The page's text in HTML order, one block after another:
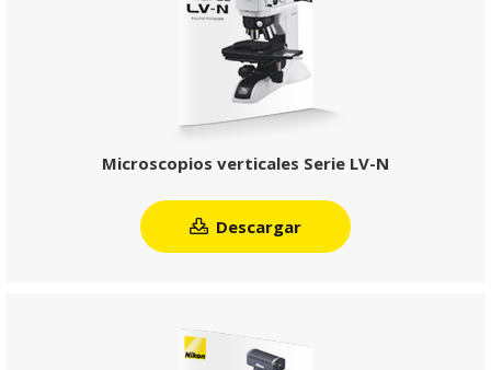
Microscopios verticales Serie LV-N
Descargar